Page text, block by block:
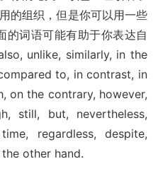
的组织，但是你可以用一些
的词语可能有助于你表达自
unlike, similarly, in the
to, in contrast, in
on the contrary, however,
still, but, nevertheless,
regardless, despite,
other hand.